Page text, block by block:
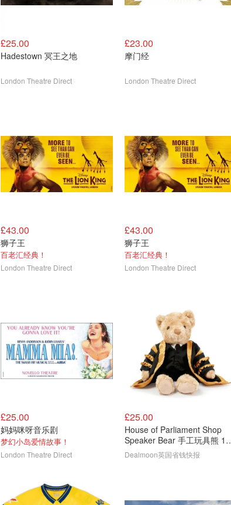
£25.00
Hadestown 冥王之地
London Theatre Direct
£23.00
摩门经
London Theatre Direct
£43.00
狮子王
百老汇经典！
London Theatre Direct
£43.00
狮子王
百老汇经典！
London Theatre Direct
£25.00
妈妈咪呀音乐剧
梦幻小岛爱情故事！
London Theatre Direct
£25.00
House of Parliament Shop
Speaker Bear 手工玩具熊 14
英寸
Dealmoon英国省钱快报